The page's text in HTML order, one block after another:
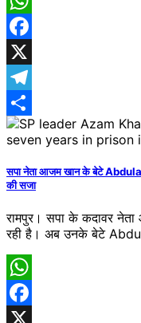
WhatsApp
Facebook
X
Telegram
Share
सपा नेता आजम खान के बेटे Abdula
की सजा
रामपुर। सपा के कदावर
रही है। अब उनके बेटे
WhatsApp
Facebook